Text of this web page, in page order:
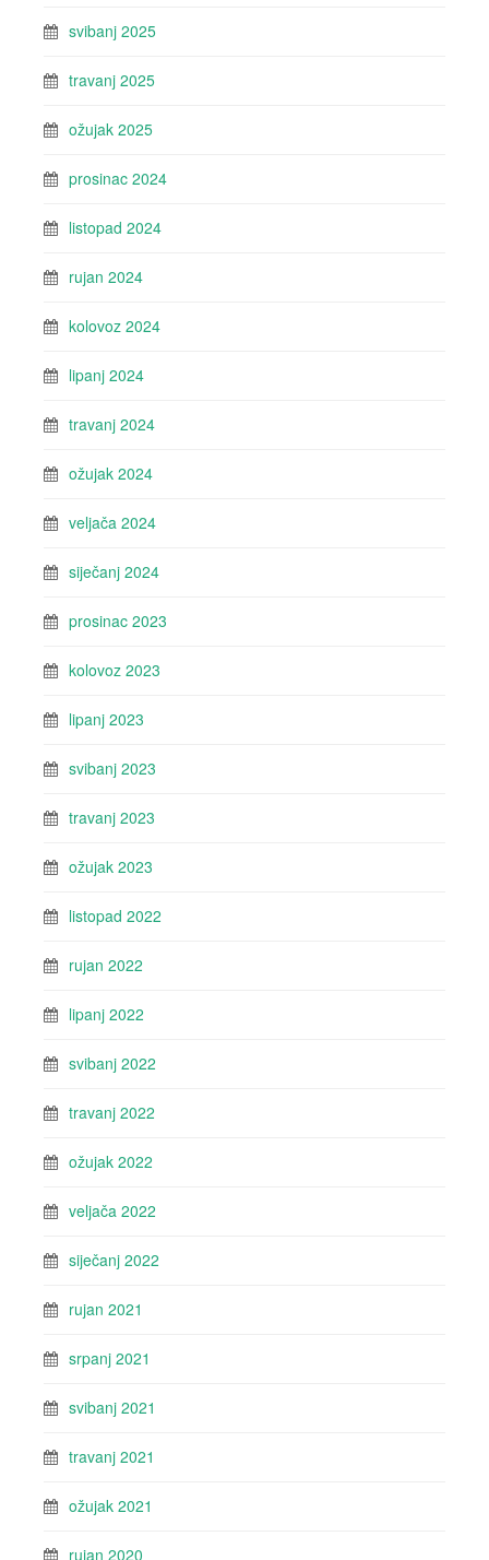
svibanj 2025
travanj 2025
ožujak 2025
prosinac 2024
listopad 2024
rujan 2024
kolovoz 2024
lipanj 2024
travanj 2024
ožujak 2024
veljača 2024
siječanj 2024
prosinac 2023
kolovoz 2023
lipanj 2023
svibanj 2023
travanj 2023
ožujak 2023
listopad 2022
rujan 2022
lipanj 2022
svibanj 2022
travanj 2022
ožujak 2022
veljača 2022
siječanj 2022
rujan 2021
srpanj 2021
svibanj 2021
travanj 2021
ožujak 2021
rujan 2020